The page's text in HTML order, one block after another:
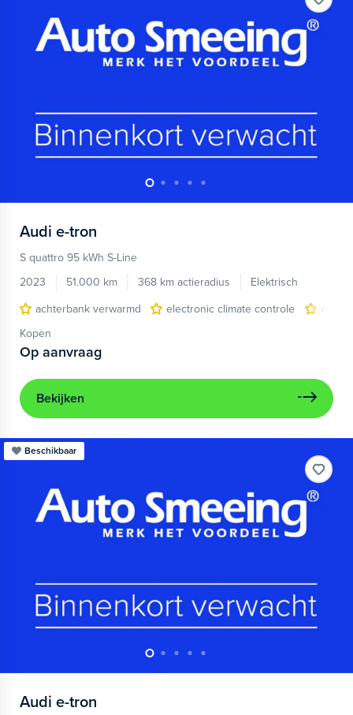
Audi e-tron
S quattro 95 kWh S-Line
2023
51.000 km 368 km actieradius
Elektrisch
achterbank verwarmd
electronic climate controle
Kopen
Op aanvraag
Bekijken
Beschikbaar
Audi e-tron